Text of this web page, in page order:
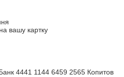
вашу картку
4441 1144 6459 2565 Копитов